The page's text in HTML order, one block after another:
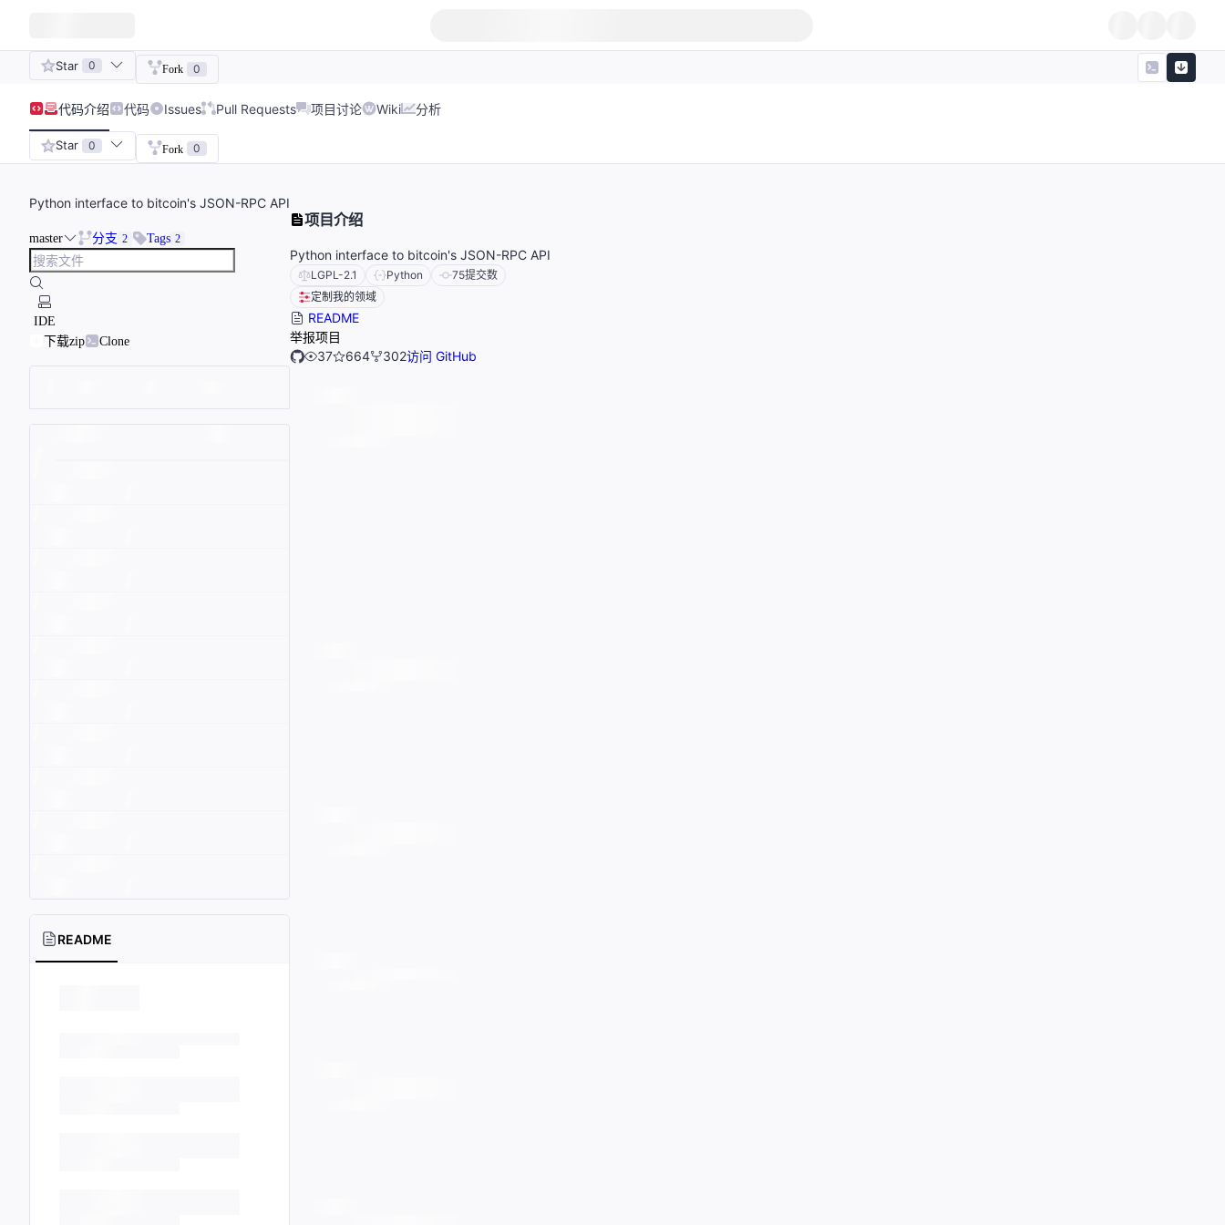
Star 0 Fork 0
代码介绍 代码 Issues Pull Requests 项目讨论 Wiki 分析
Star 0 Fork 0
Python interface to bitcoin's JSON-RPC API
master 分支 2 Tags 2
IDE
下载zip
Clone
README
项目介绍
Python interface to bitcoin's JSON-RPC API
LGPL-2.1 Python 75提交数
定制我的领域
README
举报项目
37
664 302访问 GitHub